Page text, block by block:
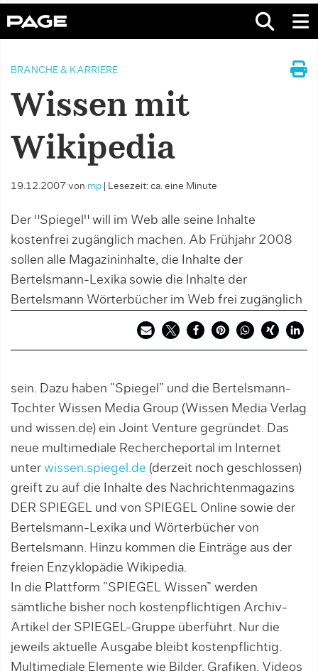
BRANCHE & KARRIERE
Wissen mit
Wikipedia
19.12.2007 von mp Lesezeit: ca. eine Minute
Der "Spiegel" will im Web alle seine Inhalte
kostenfrei zugänglich machen. Ab Frühjahr 2008
sollen alle Magazininhalte, die Inhalte der
Bertelsmann-Lexika sowie die Inhalte der
Bertelsmann Wörterbücher im Web frei zugänglich
sein. Dazu haben “Spiegel” und die Bertelsmann-
Tochter Wissen Media Group (Wissen Media Verlag
und wissen.de) ein Joint Venture gegründet. Das
neue multimediale Rechercheportal im Internet
unter wissen.spiegel.de (derzeit noch geschlossen)
greift zu auf die Inhalte des Nachrichtenmagazins
DER SPIEGEL und von SPIEGEL Online sowie der
Bertelsmann-Lexika und Wörterbücher von
Bertelsmann. Hinzu kommen die Einträge aus der
freien Enzyklopädie Wikipedia.
In die Plattform “SPIEGEL Wissen” werden
sämtliche bisher noch kostenpflichtigen Archiv-
Artikel der SPIEGEL-Gruppe überführt. Nur die
jeweils aktuelle Ausgabe bleibt kostenpflichtig.
Multimediale Elemente wie Bilder, Grafiken, Videos